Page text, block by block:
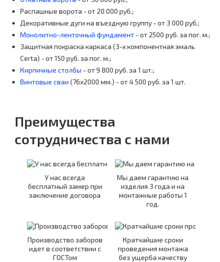
Распашные ворота - от 20 000 руб.;
Декоративные дуги на въездную группу - от 3 000 руб.;
Монолитно-ленточный фундамент - от 2500 руб. за пог. м.;
Защитная покраска каркаса (3-х компонентная эмаль
Certa) - от 150 руб. за пог. м.;
Кирпичные столбы - от 9 800 руб. за 1 шт.;
Винтовые сваи (76x2000 мм.) - от 4 500 руб. за 1 шт.
Преимущества
сотрудничества с нами
У нас всегда
бесплатный замер при
заключение договора
Мы даем гарантию на
изделия 3 года и на
монтажные работы 1
год.
Производство заборов
идет в соответствии с
ГОСТом
Кратчайшие сроки
проведения монтажа
без ущерба качеству